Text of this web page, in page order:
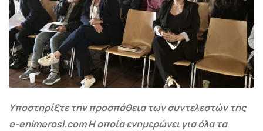
Υποστηρίξτε την προσπάθεια των συντελεστών της
e-enimerosi.com Η οποία ενημερώνει για όλα τα